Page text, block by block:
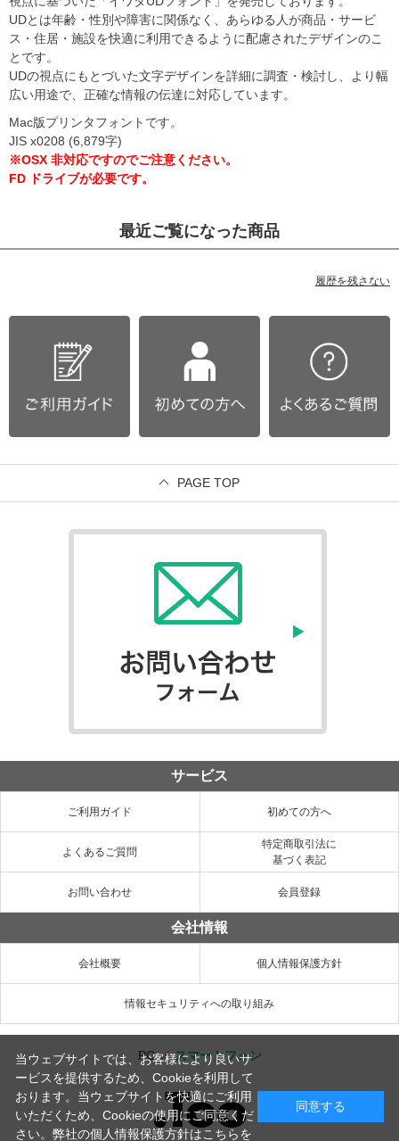
UDとは年齢・性別や障害に関係なく、あらゆる人が商品・サービ
ス・住居・施設を快適に利用できるように配慮されたデザインのこ
とです。
UDの視点にもとづいた文字デザインを詳細に調査・検討し、より幅
広い用途で、正確な情報の伝達に対応しています。
Mac版プリンタフォントです。
JIS x0208 (6,879字)
※OSX 非対応ですのでご注意ください。
FD ドライブが必要です。
最近ご覧になった商品
履歴を残さない
PAGE TOP
サービス
ご利用ガイド 初めての方へ
よくあるご質問
特定商取引法に
基づく表記
お問い合わせ 会員登録
会社情報
会社概要 個人情報保護方針
情報セキュリティへの取り組み
PC／スマートフォン
当ウェブサイトでは、お客様により良いサ
ービスを提供するため、Cookieを利用して
おります。当ウェブサイトを快適にご利用
いただくため、Cookieの使用にご同意くだ
さい。弊社の個人情報保護方針はこちらを
同意する